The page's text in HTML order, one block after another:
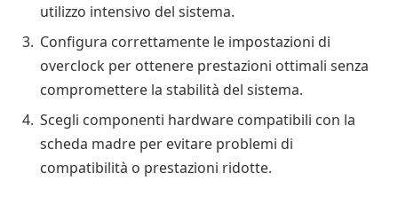
utilizzo intensivo del sistema.
Configura correttamente le impostazioni di
overclock per ottenere prestazioni ottimali senza
compromettere la stabilità del sistema.
Scegli componenti hardware compatibili con la
scheda madre per evitare problemi di
compatibilità o prestazioni ridotte.